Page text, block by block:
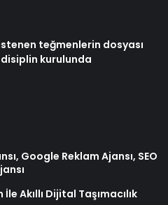
teğmenlerin dosyası
kurulunda
Google Reklam Ajansı, SEO
Akıllı Dijital Taşımacılık